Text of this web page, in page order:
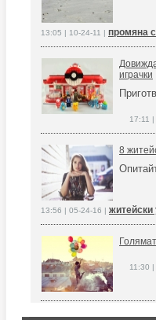
13:05 | 10-24-11 | промяна
играчки
17:11
8
13:56 | 05-24-16 |
11:30